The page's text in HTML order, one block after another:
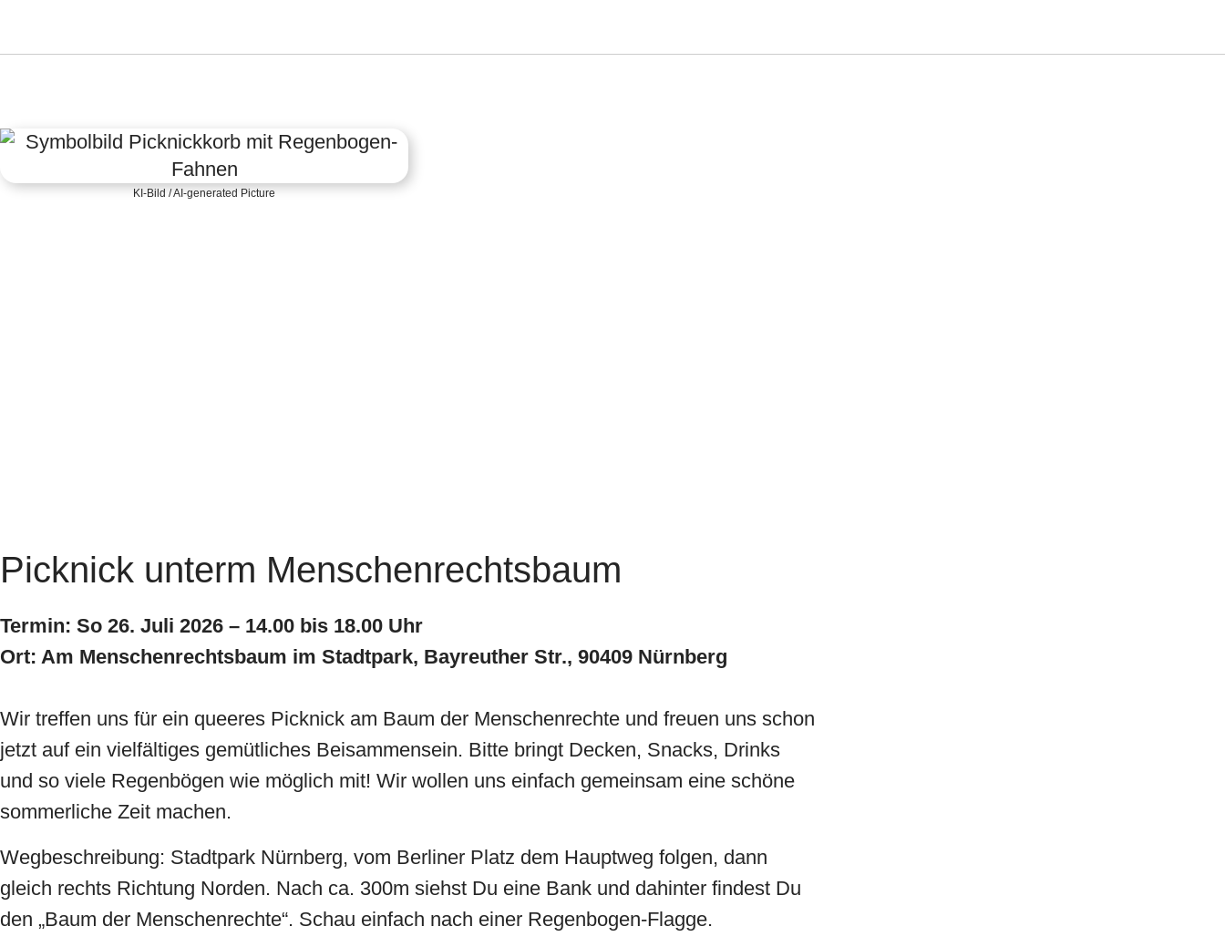
KI-Bild / AI-generated Picture
Picknick unterm Menschenrechtsbaum
Termin: So 26. Juli 2026 – 14.00 bis 18.00 Uhr
Ort: Am Menschenrechtsbaum im Stadtpark, Bayreuther Str., 90409 Nürnberg
Wir treffen uns für ein queeres Picknick am Baum der Menschenrechte und freuen uns schon
jetzt auf ein vielfältiges gemütliches Beisammensein. Bitte bringt Decken, Snacks, Drinks
und so viele Regenbögen wie möglich mit! Wir wollen uns einfach gemeinsam eine schöne
sommerliche Zeit machen.
Wegbeschreibung: Stadtpark Nürnberg, vom Berliner Platz dem Hauptweg folgen, dann
gleich rechts Richtung Norden. Nach ca. 300m siehst Du eine Bank und dahinter findest Du
den „Baum der Menschenrechte“. Schau einfach nach einer Regenbogen-Flagge.